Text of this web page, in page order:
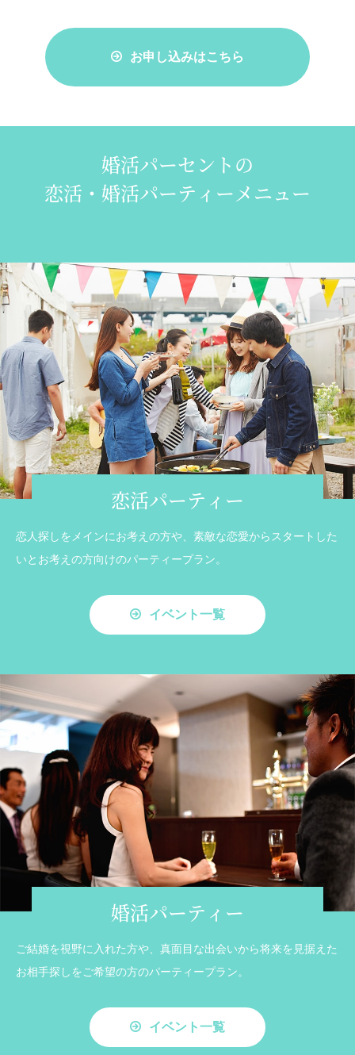
お申し込みはこちら
婚活パーセントの
恋活・婚活パーティーメニュー
恋活パーティー
恋人探しをメインにお考えの方や、素敵な恋愛からスタートした
いとお考えの方向けのパーティープラン。
イベント一覧
婚活パーティー
ご結婚を視野に入れた方や、真面目な出会いから将来を見据えた
お相手探しをご希望の方のパーティープラン。
イベント一覧